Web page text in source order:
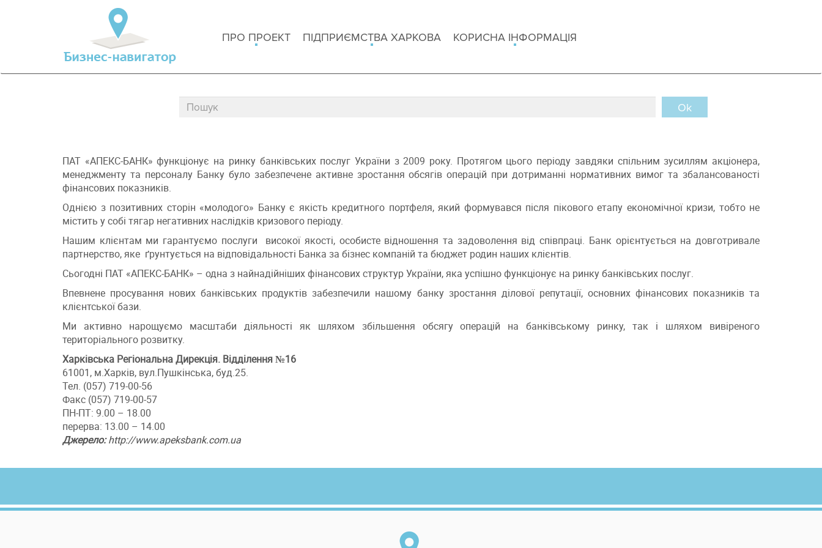
ПРО ПРОЕКТ ПІДПРИЄМСТВА ХАРКОВА КОРИСНА ІНФОРМАЦІЯ
Ok
ПАТ «АПЕКС-БАНК» функціонує на ринку банківських послуг України з 2009 року. Протягом цього періоду завдяки спільним зусиллям акціонера,
менеджменту та персоналу Банку було забезпечене активне зростання обсягів операцій при дотриманні нормативних вимог та збалансованості
фінансових показників.
Однією з позитивних сторін «молодого» Банку є якість кредитного портфеля, який формувався після пікового етапу економічної кризи, тобто не
містить у собі тягар негативних наслідків кризового періоду.
Нашим клієнтам ми гарантуємо послуги високої якості, особисте відношення та задоволення від співпраці. Банк орієнтується на довготривале
партнерство, яке ґрунтується на відповідальності Банка за бізнес компаній та бюджет родин наших клієнтів.
Сьогодні ПАТ «АПЕКС-БАНК» – одна з найнадійніших фінансових структур України, яка успішно функціонує на ринку банківських послуг.
Впевнене просування нових банківських продуктів забезпечили нашому банку зростання ділової репутації, основних фінансових показників та
клієнтської бази.
Ми активно нарощуємо масштаби діяльності як шляхом збільшення обсягу операцій на банківському ринку, так і шляхом вивіреного
територіального розвитку.
Харківська Регіональна Дирекція. Відділення №16
61001, м.Харків, вул.Пушкінська, буд.25.
Тел. (057) 719-00-56
Факс (057) 719-00-57
ПН-ПТ: 9.00 – 18.00
перерва: 13.00 – 14.00
Джерело: http://www.apeksbank.com.ua